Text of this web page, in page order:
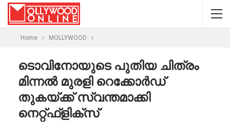
Home MOLLYWOOD
ടൊവിനോയുടെ പുതിയ ചിത്രം
മിന്നൽ മുരളി റെക്കോർഡ്
തുകയ്ക്ക് സ്വന്തമാക്കി
നെറ്റ്ഫ്ളിക്സ്